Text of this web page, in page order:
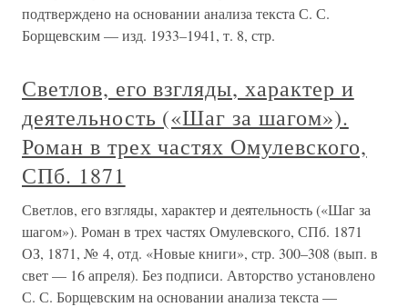
подтверждено на основании анализа текста С. С.
Борщевским — изд. 1933–1941, т. 8, стр.
Светлов, его взгляды, характер и
деятельность («Шаг за шагом»).
Роман в трех частях Омулевского,
СПб. 1871
Светлов, его взгляды, характер и деятельность («Шаг за
шагом»). Роман в трех частях Омулевского, СПб. 1871
ОЗ, 1871, № 4, отд. «Новые книги», стр. 300–308 (вып. в
свет — 16 апреля). Без подписи. Авторство установлено
С. С. Борщевским на основании анализа текста —